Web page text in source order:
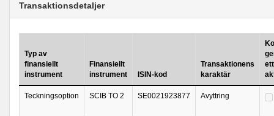
Transaktionsdetaljer
Typ av
finansiellt
instrument
Finansiellt
instrument
ISIN-kod
Transaktionens
karaktär
ett
Teckningsoption SCIB TO 2 SE0021923877 Avyttring